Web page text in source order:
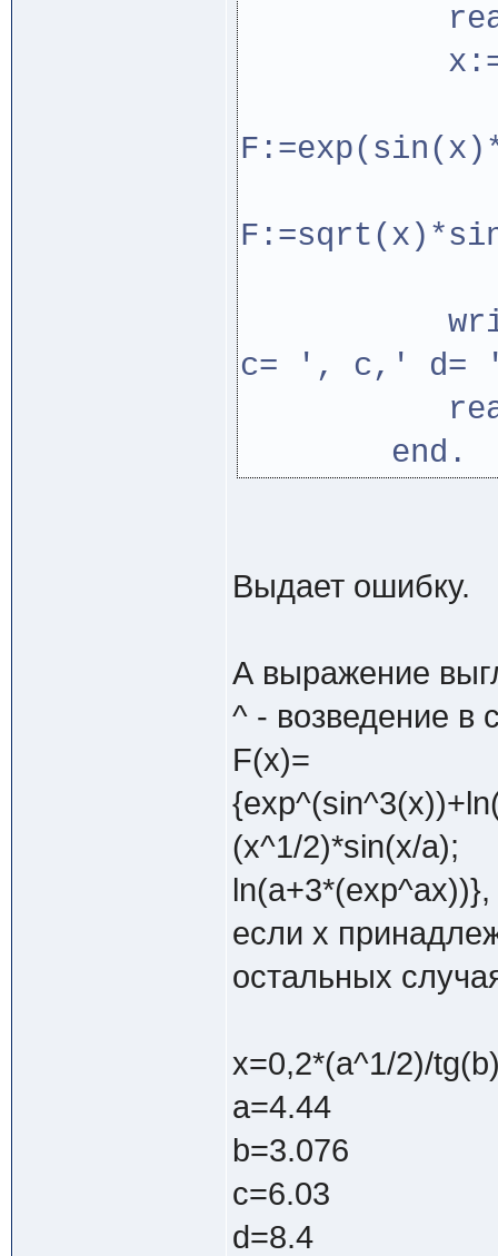
writeln
c= ', c,' d=
end.
Выдает ошибку.
А выражение
^ - возведение в
F(x)=
(x^1/2)*sin(x/a);
ln(a+3*(exp^ax))},
если x
остальных
x=0,2*(a^1/2)/
a=4.44
b=3.076
c=6.03
d=8.4